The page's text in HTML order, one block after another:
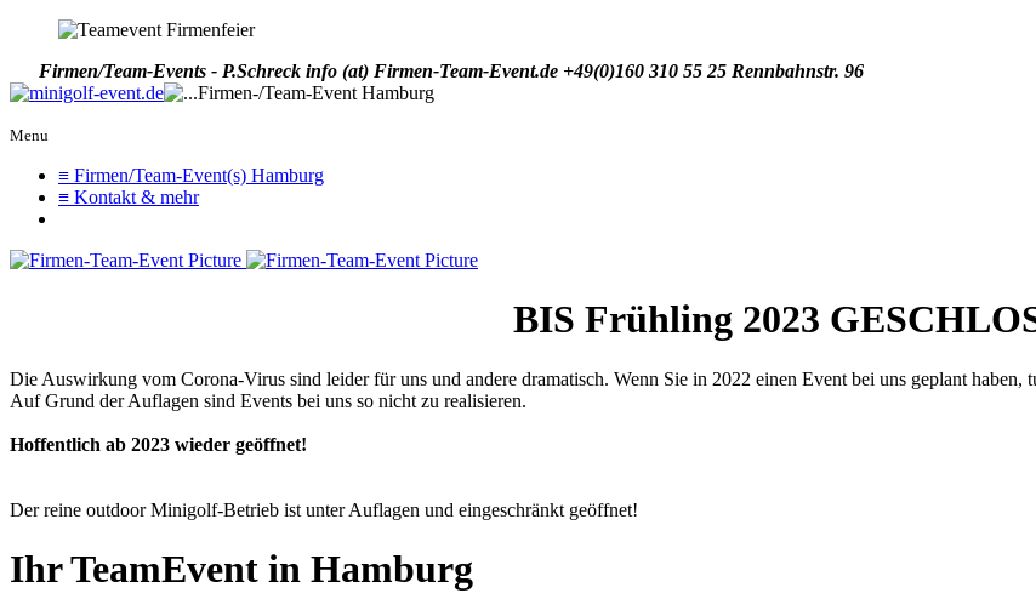
Firmen/Team-Events - P.Schreck info (at) Firmen-Team-Event.de +49(0)160 310 55 25 Rennbahnstr. 96
Menu
≡ Firmen/Team-Event(s) Hamburg
≡ Kontakt & mehr
BIS Frühling 2023
Die Auswirkung vom Corona-Virus sind leider für uns und andere dramatisch. Wenn Sie in 2022 einen Event bei uns geplant haben,
Auf Grund der Auflagen sind Events bei uns so nicht zu realisieren.
Hoffentlich ab 2023 wieder geöffnet!
Der reine outdoor Minigolf-Betrieb ist unter Auflagen und eingeschränkt geöffnet!
Ihr TeamEvent in Hamburg